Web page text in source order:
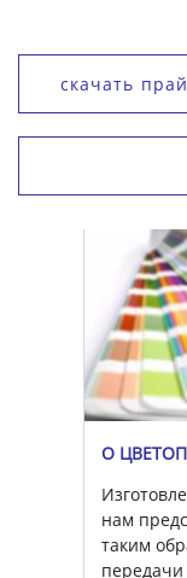
скачать
О
нам
таким